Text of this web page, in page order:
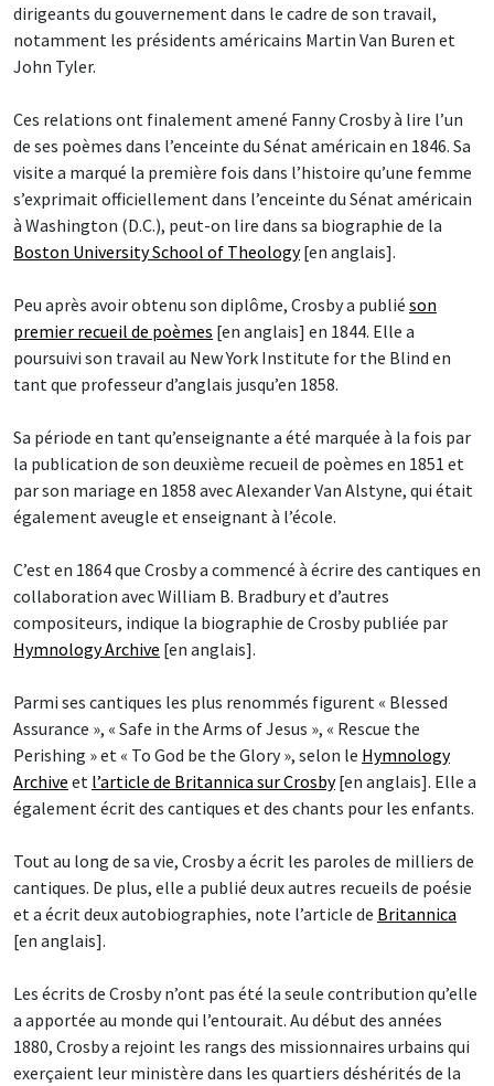
dirigeants du gouvernement dans le cadre de son travail,
notamment les présidents américains Martin Van Buren et
John Tyler.
Ces relations ont finalement amené Fanny Crosby à lire l’un
de ses poèmes dans l’enceinte du Sénat américain en 1846. Sa
visite a marqué la première fois dans l’histoire qu’une femme
s’exprimait officiellement dans l’enceinte du Sénat américain
à Washington (D.C.), peut-on lire dans sa biographie de la
Boston University School of Theology[en anglais].
Peu après avoir obtenu son diplôme, Crosby a publié son
premier recueil de poèmes [en anglais] en 1844. Elle a
poursuivi son travail au New York Institute for the Blind en
tant que professeur d’anglais jusqu’en 1858.
Sa période en tant qu’enseignante a été marquée à la fois par
la publication de son deuxième recueil de poèmes en 1851 et
par son mariage en 1858 avec Alexander Van Alstyne, qui était
également aveugle et enseignant à l’école.
C’est en 1864 que Crosby a commencé à écrire des cantiques en
collaboration avec William B. Bradbury et d’autres
compositeurs, indique la biographie de Crosby publiée par
Hymnology Archive [en anglais].
Parmi ses cantiques les plus renommés figurent « Blessed
Assurance », « Safe in the Arms of Jesus », « Rescue the
Perishing » et « To God be the Glory », selon le Hymnology
Archive et l’article de Britannica sur Crosby[en anglais]. Elle a
également écrit des cantiques et des chants pour les enfants.
Tout au long de sa vie, Crosby a écrit les paroles de milliers de
cantiques. De plus, elle a publié deux autres recueils de poésie
et a écrit deux autobiographies, note l’article de Britannica
[en anglais].
Les écrits de Crosby n’ont pas été la seule contribution qu’elle
a apportée au monde qui l’entourait. Au début des années
1880, Crosby a rejoint les rangs des missionnaires urbains qui
exerçaient leur ministère dans les quartiers déshérités de la